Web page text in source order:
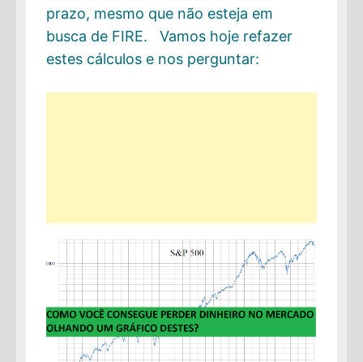
prazo, mesmo que não esteja em
busca de FIRE. Vamos hoje refazer
estes cálculos e nos perguntar: